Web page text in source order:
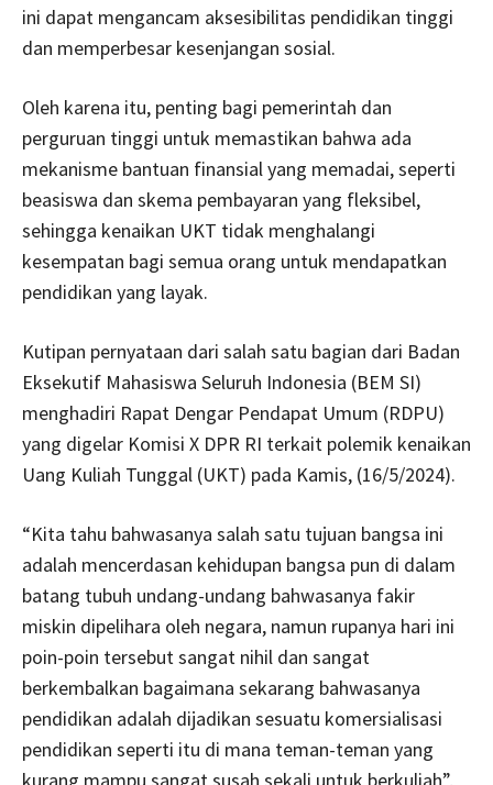
ini dapat mengancam aksesibilitas pendidikan tinggi
dan memperbesar kesenjangan sosial.
Oleh karena itu, penting bagi pemerintah dan
perguruan tinggi untuk memastikan bahwa ada
mekanisme bantuan finansial yang memadai, seperti
beasiswa dan skema pembayaran yang fleksibel,
sehingga kenaikan UKT tidak menghalangi
kesempatan bagi semua orang untuk mendapatkan
pendidikan yang layak.
Kutipan pernyataan dari salah satu bagian dari Badan
Eksekutif Mahasiswa Seluruh Indonesia (BEM SI)
menghadiri Rapat Dengar Pendapat Umum (RDPU)
yang digelar Komisi X DPR RI terkait polemik kenaikan
Uang Kuliah Tunggal (UKT) pada Kamis, (16/5/2024).
“Kita tahu bahwasanya salah satu tujuan bangsa ini
adalah mencerdasan kehidupan bangsa pun di dalam
batang tubuh undang-undang bahwasanya fakir
miskin dipelihara oleh negara, namun rupanya hari ini
poin-poin tersebut sangat nihil dan sangat
berkembalkan bagaimana sekarang bahwasanya
pendidikan adalah dijadikan sesuatu komersialisasi
pendidikan seperti itu di mana teman-teman yang